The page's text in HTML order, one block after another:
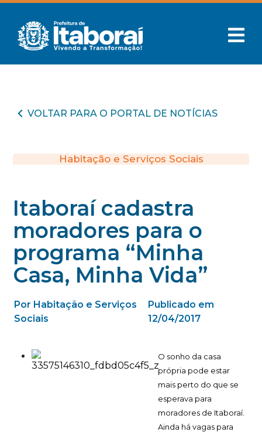
VOLTAR PARA O PORTAL DE NOTÍCIAS
Habitação e Serviços Sociais
Itaboraí cadastra
moradores para o
programa “Minha
Casa, Minha Vida”
Por Habitação e Serviços
Sociais
Publicado em
12/04/2017
O sonho da casa
própria pode estar
mais perto do que se
esperava para
moradores de Itaboraí.
Ainda há vagas para